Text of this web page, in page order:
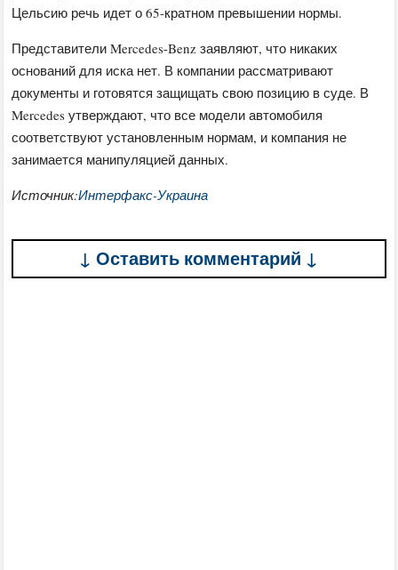
Цельсию речь идет о 65-кратном превышении нормы.
Представители Mercedes-Benz заявляют, что никаких
оснований для иска нет. В компании рассматривают
документы и готовятся защищать свою позицию в суде. В
Mercedes утверждают, что все модели автомобиля
соответствуют установленным нормам, и компания не
занимается манипуляцией данных.
Источник:Интерфакс-Украина
↓ Оставить комментарий ↓